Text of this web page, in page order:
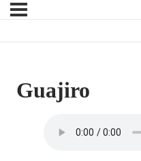
Guajiro